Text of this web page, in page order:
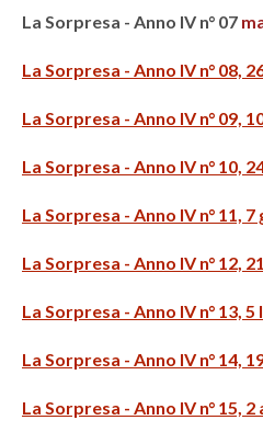
La Sorpresa - Anno IV n° 07
La Sorpresa - Anno IV n° 08,
La Sorpresa - Anno IV n° 09,
La Sorpresa - Anno IV n° 10,
La Sorpresa - Anno IV n° 11,
La Sorpresa - Anno IV n° 12,
La Sorpresa - Anno IV n° 13,
La Sorpresa - Anno IV n° 14,
La Sorpresa - Anno IV n° 15,